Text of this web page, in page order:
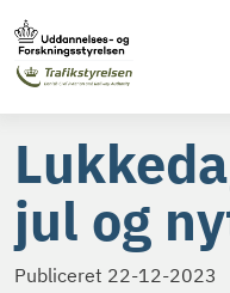
jul og
Publiceret 22-12-2023